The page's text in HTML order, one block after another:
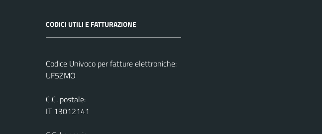
CODICI UTILI E FATTURAZIONE
Codice Univoco per fatture elettroniche:
UF5ZMO
C.C. postale:
IT 13012141